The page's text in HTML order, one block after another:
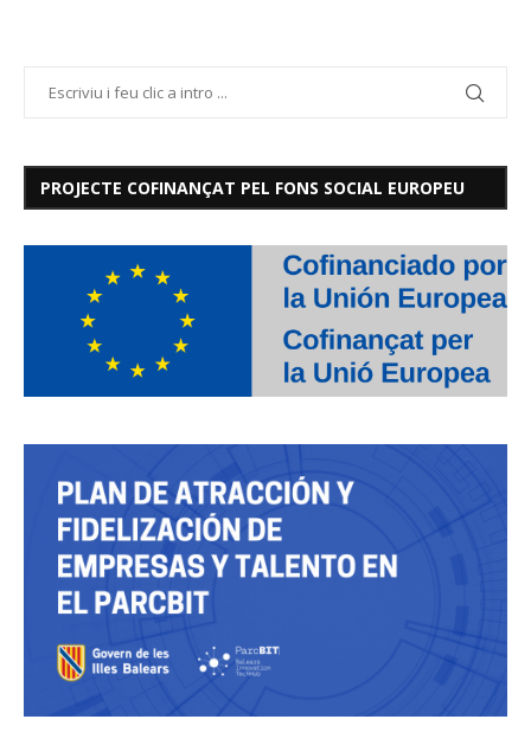
PROJECTE COFINANÇAT PEL FONS SOCIAL EUROPEU